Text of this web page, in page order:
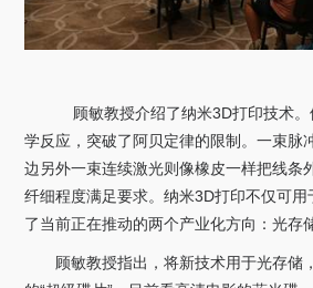
顾敏教授介绍了纳米3D打印技术。
学反应，突破了阿贝定律的限制。一束脉
边另外一束连续激光则像橡皮一样把线条
纤细程度满足要求。纳米3D打印不仅可用
了当前正在推动的两个产业化方向：光存
顾敏教授指出，将新技术用于光存储